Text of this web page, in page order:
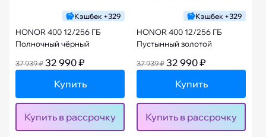
Кэшбек +329
HONOR 400 12/256 ГБ
Полночный чёрный
37 939 ₽ 32 990 ₽
Купить
Купить в рассрочку
Кэшбек +329
HONOR 400 12/256 ГБ
Пустынный золотой
37 939 ₽ 32 990 ₽
Купить
Купить в рассрочку